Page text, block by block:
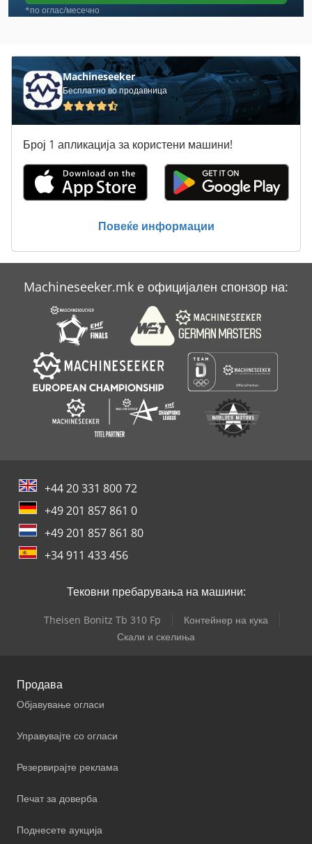
Case Ih 886
Case Ih 9230
Case Ih 9370
Case Ih Cs 150
Case Ih Cs 86
Case Ih Cs 94
Case Ih Mx 135
Case Ih Mx 150
Case Ih Mxm 130
*по оглас/месечно
Machineseeker
Бесплатно во продавница
Број 1 апликација за користени машини!
Повеќе информации
Machineseeker.mk е официјален спонзор на:
+44 20 331 800 72
+49 201 857 861 0
+49 201 857 861 80
+34 911 433 456
Тековни пребарувања на машини:
Theisen Bonitz Tb 310 Fp
Контейнер на кука
Скали и скелиња
Продава
Објавување огласи
Управувајте со огласи
Резервирајте реклама
Печат за доверба
Поднесете аукција